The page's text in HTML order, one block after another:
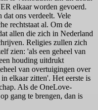
elkaar worden gevoerd.
dat ons verdeelt. Vele
rechtstaat al. Om de
allen die zich in Nederland
Religies zullen zich
zien: 'als een geheel van
houding uitdrukt
van overtuigingen over
elkaar zitten'. Het eerste is
Als de OneLove-
gang te brengen, dan is